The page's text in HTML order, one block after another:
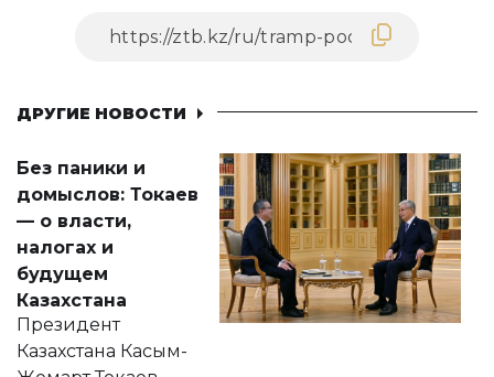
ДРУГИЕ НОВОСТИ
Без паники и
домыслов: Токаев
— о власти,
налогах и
будущем
Казахстана
Президент
Казахстана Касым-